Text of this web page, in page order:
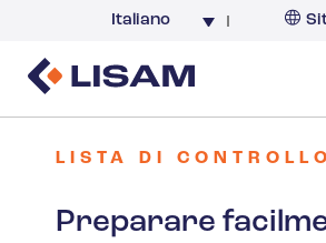
Italiano
LISTA DI CONTROLLO
Preparare